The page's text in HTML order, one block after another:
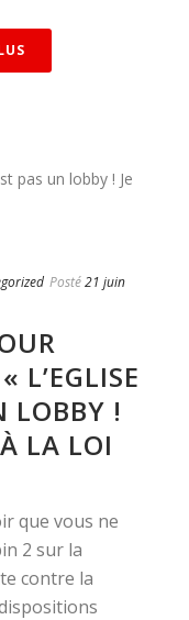
Posté21 juin
L’EGLISE
LOBBY !
LA LOI
que vous ne
2 sur la
contre la